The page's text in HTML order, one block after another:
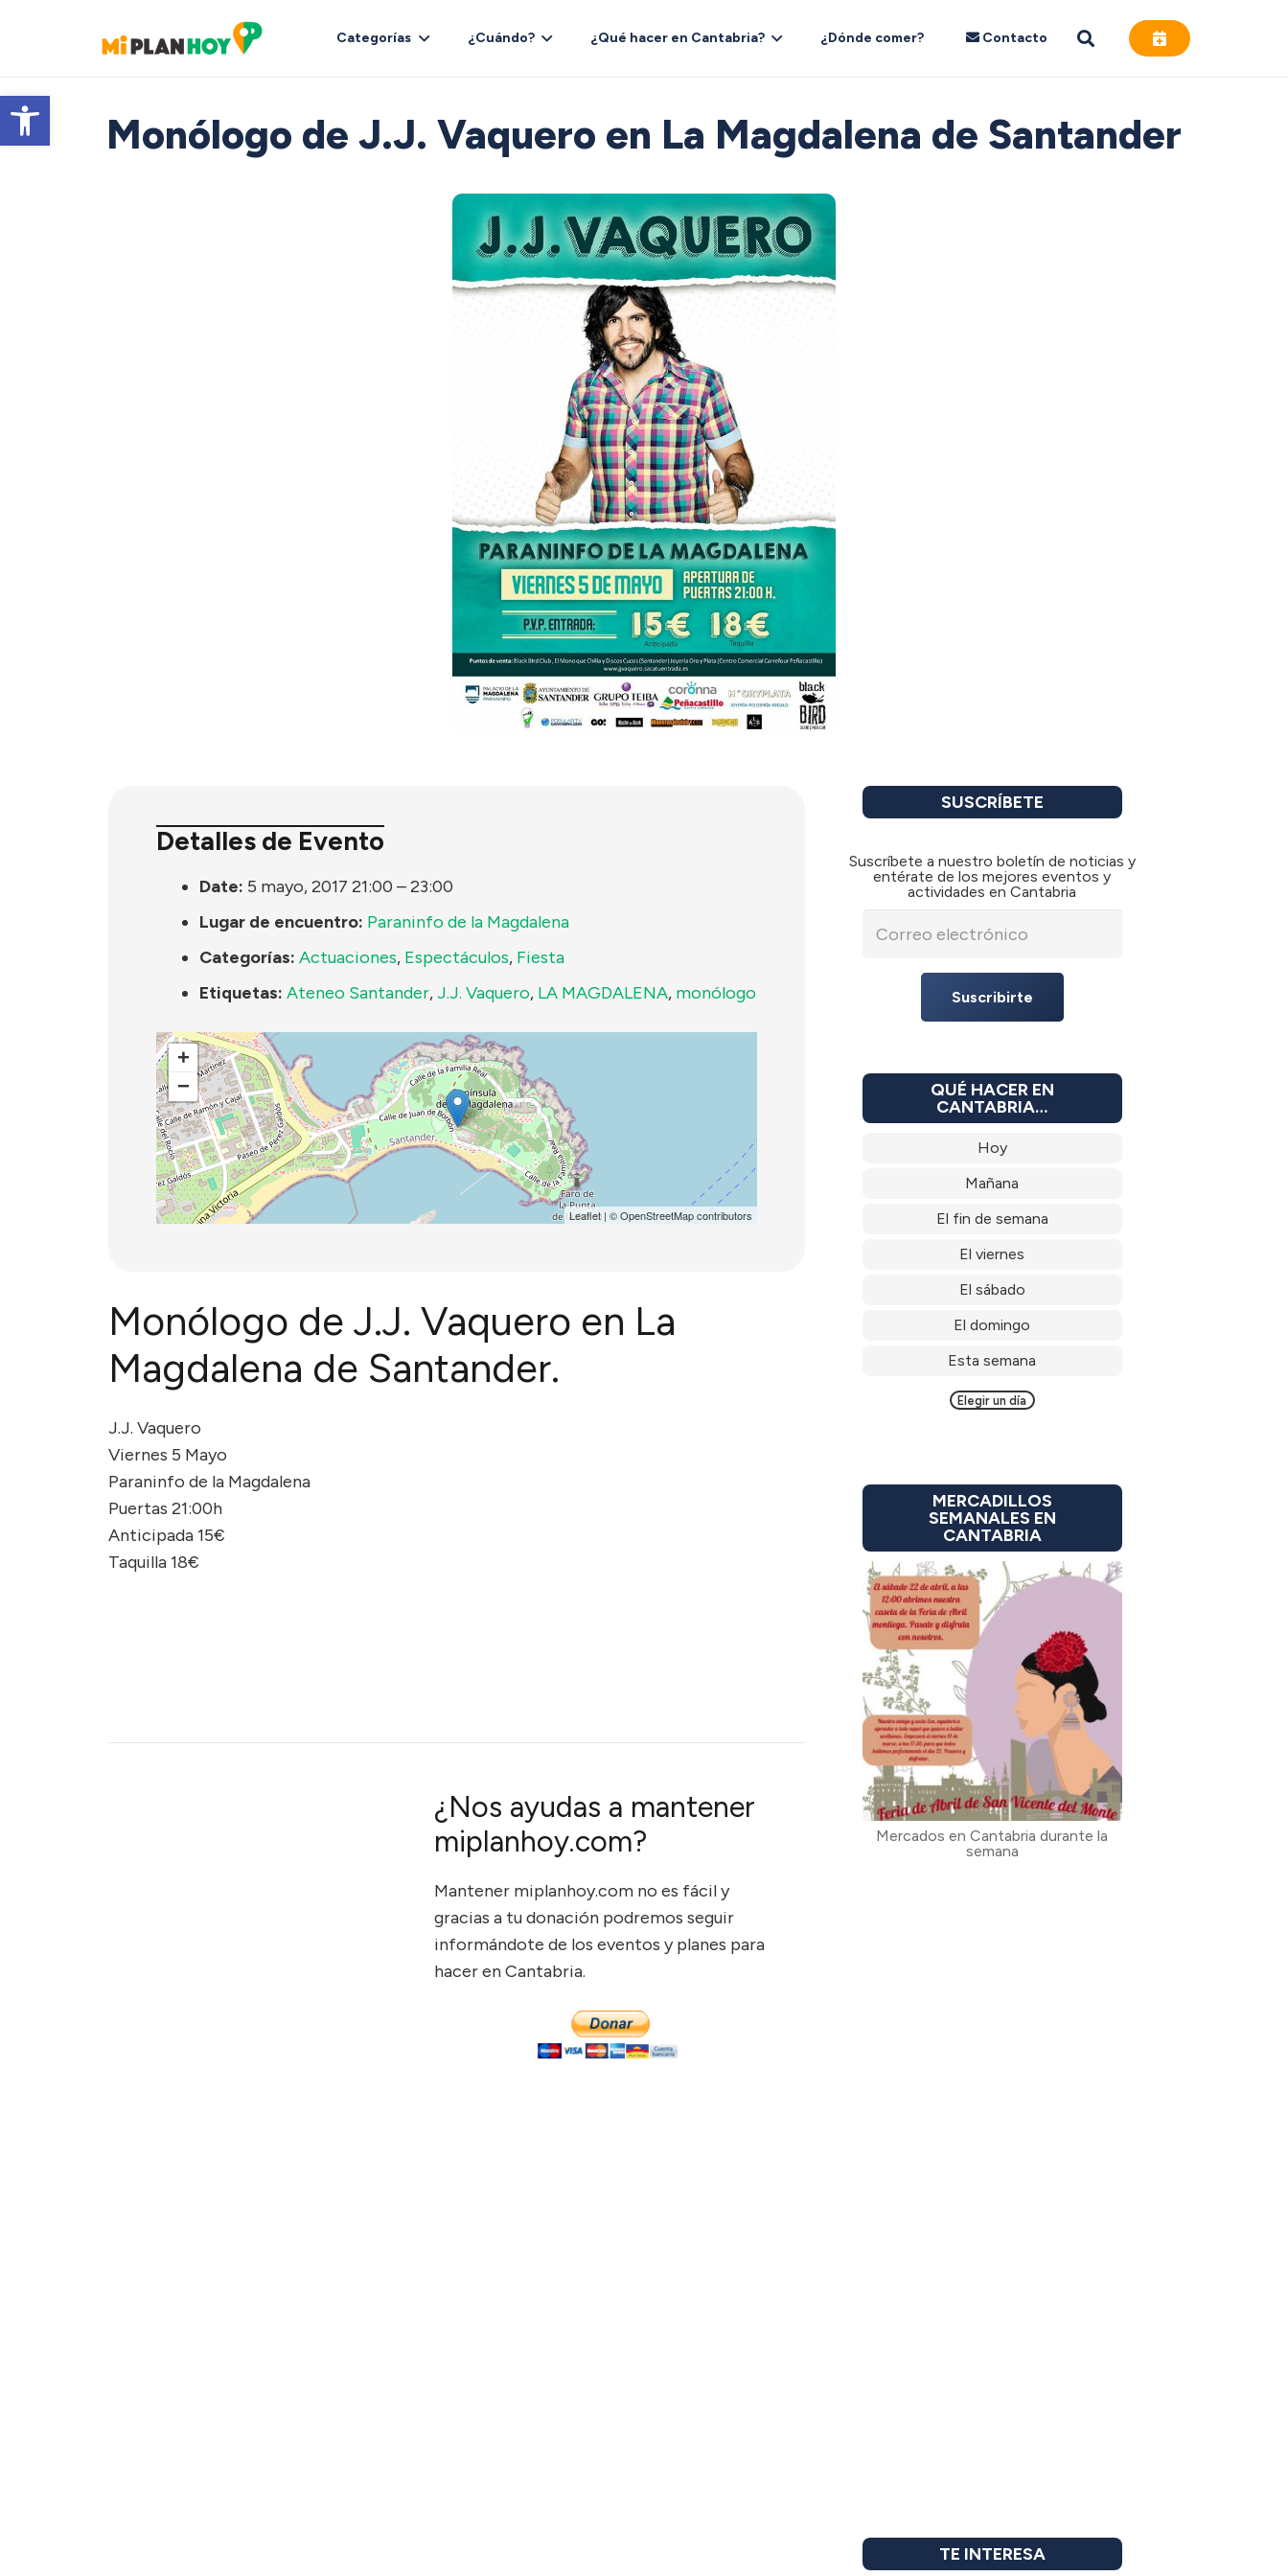
Abrir barra de herramientas
Categorías ¿Cuándo? ¿Qué hacer en Cantabria? ¿Dónde comer? Contacto
Monólogo de J.J. Vaquero en La Magdalena de Santander
Detalles de Evento
Date: 5 mayo, 2017 21:00 –23:00
Lugar de encuentro: Paraninfo de la Magdalena
Categorías: Actuaciones, Espectáculos, Fiesta
Etiquetas: Ateneo Santander,J.J. Vaquero, LA MAGDALENA, monólogo
+
−
Leaflet| ©OpenStreetMapcontributors
Monólogo de J.J. Vaquero en La
Magdalena de Santander.
J.J. Vaquero
Viernes 5 Mayo
Paraninfo de la Magdalena
Puertas 21:00h
Anticipada 15€
Taquilla 18€
¿Nos ayudas a mantener
miplanhoy.com?
Mantener miplanhoy.com no es fácil y
gracias a tu donación podremos seguir
informándote de los eventos y planes para
hacer en Cantabria.
SUSCRÍBETE
Suscríbete a nuestro boletín de noticias y
entérate de los mejores eventos y
actividades en Cantabria
Suscribirte
QUÉ HACER EN
CANTABRIA…
Hoy
Mañana
El fin de semana
El viernes
El sábado
El domingo
Esta semana
Elegir un día
MERCADILLOS
SEMANALES EN
CANTABRIA
Mercados en Cantabria durante la
semana
TE INTERESA